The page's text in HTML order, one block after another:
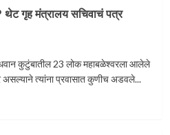
गृह मंत्रालय सचिवाचं पत्र
कुटुंबातील 23 लोक महाबळेश्वरला आलेले
त्यांना प्रवासात कुणीच अडवले...